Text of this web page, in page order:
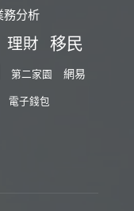
務分析
理財 移民
第二家園 網易
電子錢包